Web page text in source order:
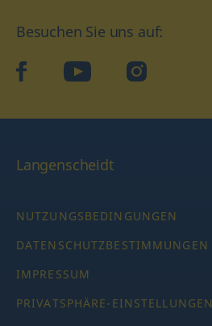
Besuchen Sie uns auf:
facebook YouTube Instagram
Langenscheidt
NUTZUNGSBEDINGUNGEN
DATENSCHUTZBESTIMMUNGEN
IMPRESSUM
PRIVATSPHÄRE-EINSTELLUNGEN